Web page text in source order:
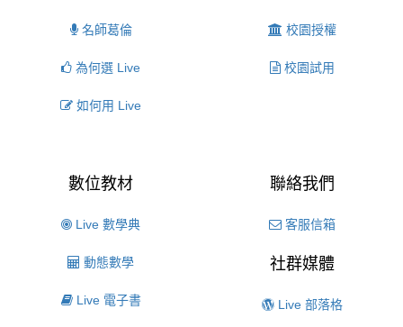
名師葛倫
為何選 Live
如何用 Live
校園授權
校園試用
數位教材
Live 數學典
動態數學
Live 電子書
聯絡我們
客服信箱
社群媒體
Live 部落格